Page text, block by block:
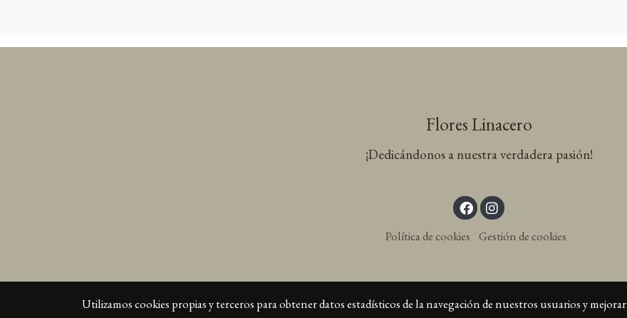
Flores Linacero
¡Dedicándonos a nuestra verdadera pasión!
Política de cookies Gestión de cookies
Utilizamos cookies propias y terceros para obtener datos estadísticos de la navegación de nuestros usuarios y mejorar